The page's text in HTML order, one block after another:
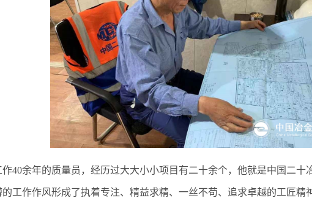
40余年的质量员，经历过大大小小项目有二十余个，他就是中国二十
工作作风形成了执着专注、精益求精、一丝不苟、追求卓越的工匠精